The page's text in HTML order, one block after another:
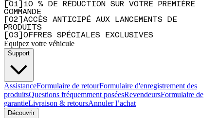
01
10 % DE RÉDUCTION SUR VOTRE PREMIÈRE
COMMANDE
02
ACCÈS ANTICIPÉ AUX LANCEMENTS DE
PRODUITS
03 OFFRES SPÉCIALES EXCLUSIVES
Équipez votre véhicule
Support
AssistanceFormulaire de retourFormulaire d'enregistrement des
produitsQuestions fréquemment poséesRevendeursFormulaire de
garantieLivraison & retoursAnnuler l’achat
Découvrir